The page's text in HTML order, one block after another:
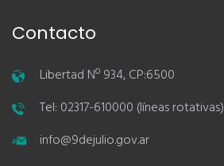
Contacto
Libertad Nº 934, CP:6500
Tel: 02317-610000 (líneas rotativas)
info@9dejulio.gov.ar